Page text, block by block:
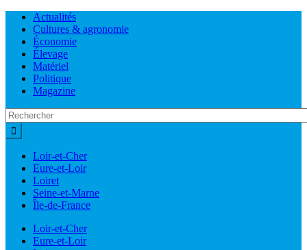
Actualités
Cultures & agronomie
Économie
Élevage
Matériel
Politique
Magazine
Loir-et-Cher
Eure-et-Loir
Loiret
Seine-et-Marne
Île-de-France
Loir-et-Cher
Eure-et-Loir